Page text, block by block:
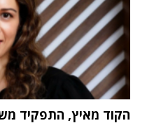
הקוד מאיץ, התפקיד